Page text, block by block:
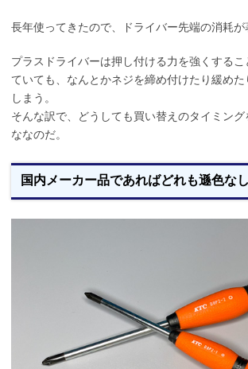
長年使ってきたので、ドライバー先端の消耗が
プラスドライバーは押し付ける力を強くする
ていても、なんとかネジを締め付けたり緩め
しまう。
そんな訳で、どうしても買い替えのタイミン
ななのだ。
国内メーカー品であればどれも遜色なし